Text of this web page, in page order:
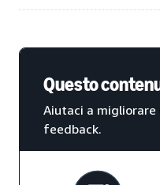
Questo
Aiutaci a
feedback.